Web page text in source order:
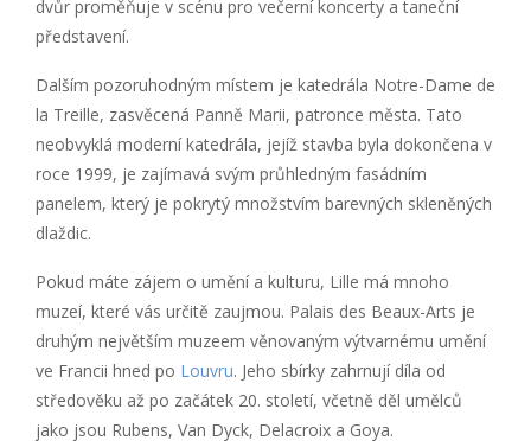
dvůr proměňuje v scénu pro večerní koncerty a taneční
představení.
Dalším pozoruhodným místem je katedrála Notre-Dame de
la Treille, zasvěcená Panně Marii, patronce města. Tato
neobvyklá moderní katedrála, jejíž stavba byla dokončena v
roce 1999, je zajímavá svým průhledným fasádním
panelem, který je pokrytý množstvím barevných skleněných
dlaždic.
Pokud máte zájem o umění a kulturu, Lille má mnoho
muzeí, které vás určitě zaujmou. Palais des Beaux-Arts je
druhým největším muzeem věnovaným výtvarnému umění
ve Francii hned po Louvru. Jeho sbírky zahrnují díla od
středověku až po začátek 20. století, včetně děl umělců
jako jsou Rubens, Van Dyck, Delacroix a Goya.